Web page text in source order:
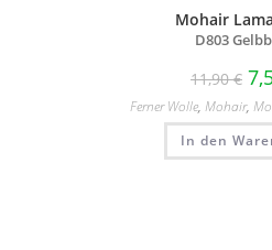
Mohair
D803
11,90€
Ferner Wolle, Mohair,
In den